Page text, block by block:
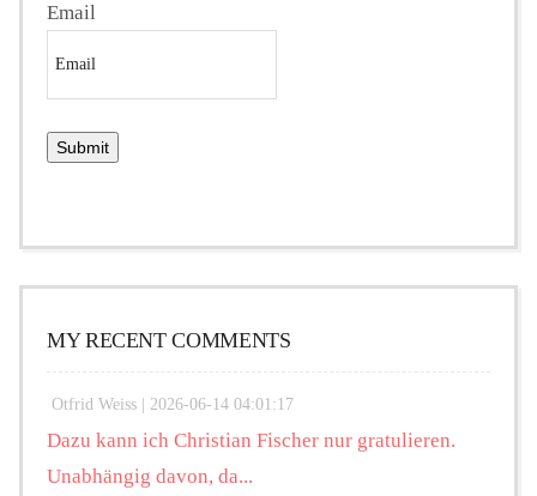
Email
MY RECENT COMMENTS
Otfrid Weiss | 2026-06-14 04:01:17
Dazu kann ich Christian Fischer nur gratulieren.
Unabhängig davon, da...